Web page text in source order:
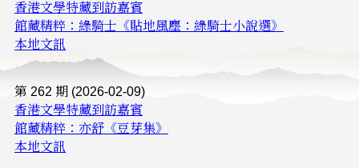
香港文學特藏到訪嘉賓
館藏精粹：綠騎士《貼地風塵：綠騎士小說選》
本地文訊
第 262 期 (2026-02-09)
香港文學特藏到訪嘉賓
館藏精粹：亦舒《豆芽集》
本地文訊